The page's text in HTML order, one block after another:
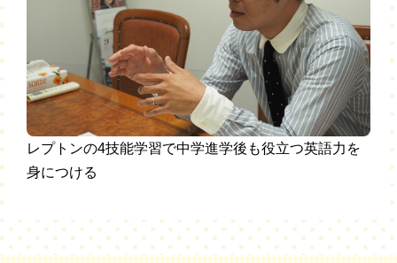
レプトンの4技能学習で中学進学後も役立つ英語力を
身につける